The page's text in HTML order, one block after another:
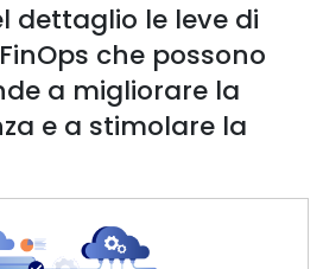
dettaglio le leve di
che possono
a migliorare la
e a stimolare la